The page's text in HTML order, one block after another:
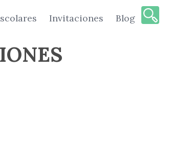
Invitaciones Blog